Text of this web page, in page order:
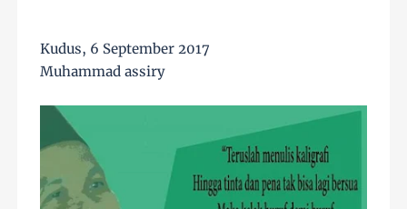
Kudus, 6 September 2017
Muhammad assiry